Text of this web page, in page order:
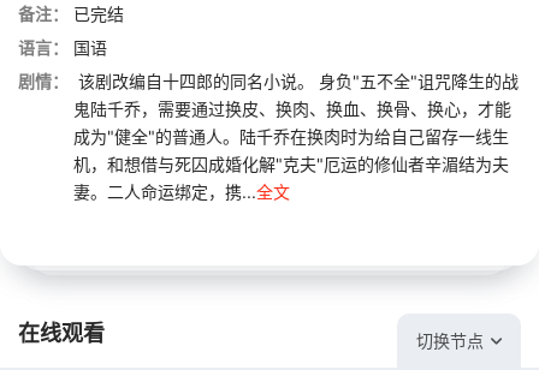
备注：
已完结
语言：
国语
剧情：
该剧改编自十四郎的同名小说。 身负"五不全"诅咒降生的战
鬼陆千乔，需要通过换皮、换肉、换血、换骨、换心，才能
成为"健全"的普通人。陆千乔在换肉时为给自己留存一线生
机，和想借与死囚成婚化解"克夫"厄运的修仙者辛湄结为夫
妻。二人命运绑定，携...全文
在线观看 切换节点